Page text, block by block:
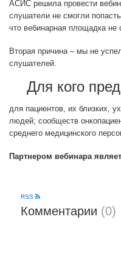
АСИС решила провести
слушатели не смогли
что вебинарная площадка не
Вторая причина – мы не
слушателей.
Для кого
для пациентов, их близких,
людей; сообществ
среднего медицинского
Партнером вебинара
RSS
Комментарии (0)